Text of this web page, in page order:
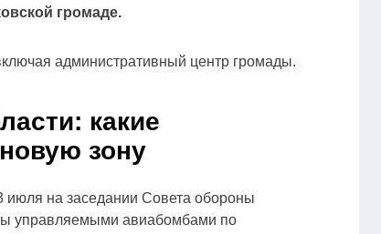
громаде.
административный центр громады.
какие
зону
на заседании Совета обороны
управляемыми авиабомбами по